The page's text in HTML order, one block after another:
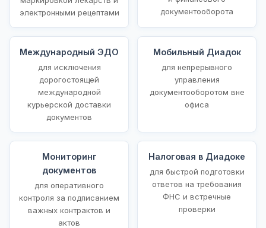
электронными рецептами
документооборота
Международный ЭДО
для исключения
дорогостоящей
международной
курьерской доставки
документов
Мобильный Диадок
для непрерывного
управления
документооборотом вне
офиса
Мониторинг
документов
для оперативного
контроля за подписанием
важных контрактов и
актов
Налоговая в Диадоке
для быстрой подготовки
ответов на требования
ФНС и встречные
проверки